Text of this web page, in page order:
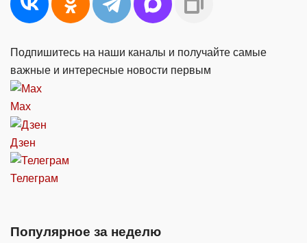
Подпишитесь на наши каналы и получайте самые
важные и интересные новости первым
Max
Дзен
Телеграм
Популярное за неделю